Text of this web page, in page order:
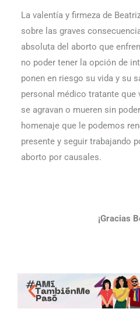
La valentía y firmeza de
sobre las graves
absoluta del aborto que
no poder tener la opción de
ponen en riesgo su vida y su
personal médico tratante que
se agravan o mueren sin
homenaje que le podemos
presente y seguir trabajando
aborto por causales.
¡Gracias